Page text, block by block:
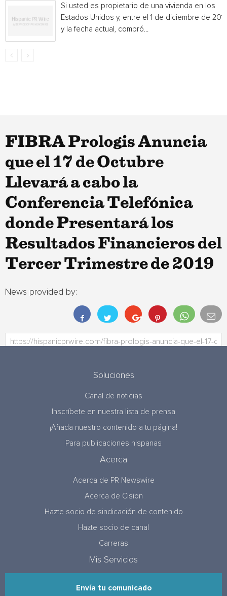
Si usted es propietario de una vivienda en los
Estados Unidos y, entre el 1 de diciembre de
y la fecha actual, compró...
FIBRA Prologis Anuncia
que el 17 de Octubre
Llevará a cabo la
Conferencia Telefónica
donde Presentará los
Resultados Financieros del
Tercer Trimestre de 2019
News provided by:
Soluciones
Canal de noticias
Inscríbete en nuestra lista de prensa
¡Añada nuestro contenido a tu página!
Para publicaciones hispanas
Acerca
Acerca de PR Newswire
Acerca de Cision
Hazte socio de sindicación de contenido
Hazte socio de canal
Carreras
Mis Servicios
Envía tu comunicado